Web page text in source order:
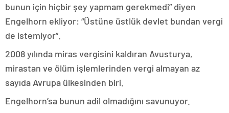
bunun için hiçbir şey yapmam gerekmedi” diyen
Engelhorn ekliyor: “Üstüne üstlük devlet bundan vergi
de istemiyor”.
2008 yılında miras vergisini kaldıran Avusturya,
mirastan ve ölüm işlemlerinden vergi almayan az
sayıda Avrupa ülkesinden biri.
Engelhorn’sa bunun adil olmadığını savunuyor.